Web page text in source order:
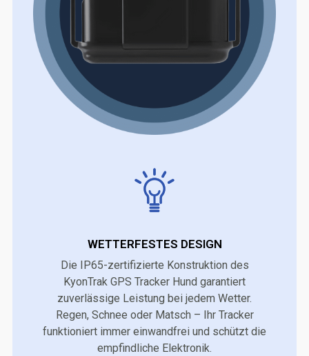
WETTERFESTES DESIGN
Die IP65-zertifizierte Konstruktion des
KyonTrak GPS Tracker Hund garantiert
zuverlässige Leistung bei jedem Wetter.
Regen, Schnee oder Matsch – Ihr Tracker
funktioniert immer einwandfrei und schützt die
empfindliche Elektronik.